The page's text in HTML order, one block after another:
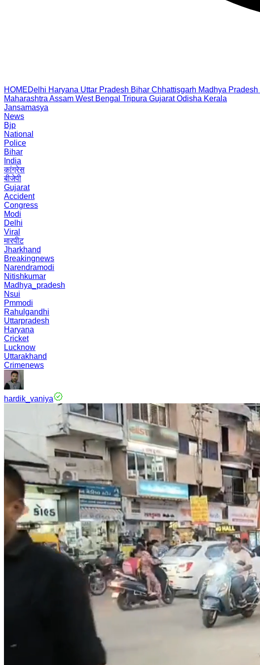
HOMEDelhi Haryana Uttar Pradesh Bihar Chhattisgarh Madhya Pradesh
Maharashtra Assam West Bengal Tripura Gujarat Odisha Kerala
Jansamasya
News
Bjp
National
Police
Bihar
India
कांग्रेस
बीजेपी
Gujarat
Accident
Congress
Modi
Delhi
Viral
मारपीट
Jharkhand
Breakingnews
Narendramodi
Nitishkumar
Madhya_pradesh
Nsui
Pmmodi
Rahulgandhi
Uttarpradesh
Haryana
Cricket
Lucknow
Uttarakhand
Crimenews
hardik_vaniya